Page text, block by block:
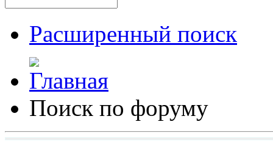
Расширенный поиск
Поиск по форуму